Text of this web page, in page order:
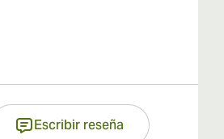
Escribir reseña